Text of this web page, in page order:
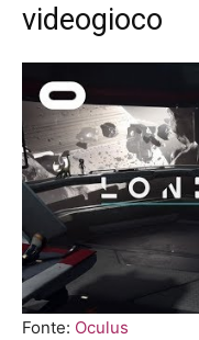
videogioco
Fonte: Oculus